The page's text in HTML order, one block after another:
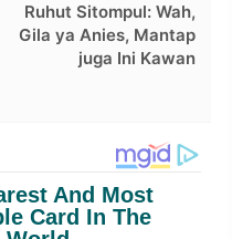
Ruhut Sitompul: Wah,
Gila ya Anies, Mantap
juga Ini Kawan